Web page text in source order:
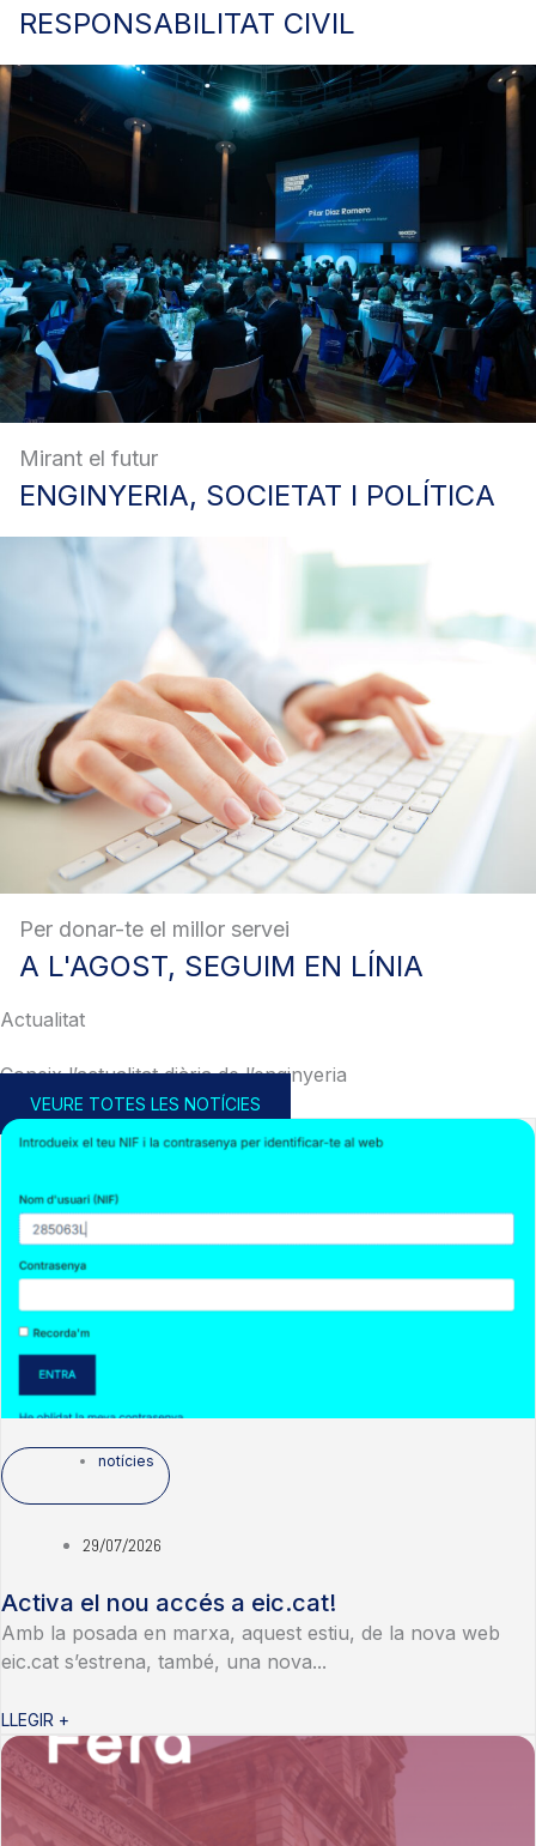
RESPONSABILITAT CIVIL
Mirant el futur
ENGINYERIA, SOCIETAT I POLÍTICA
Per donar-te el millor servei
A L'AGOST, SEGUIM EN LÍNIA
Actualitat
Coneix l’actualitat diària de l’enginyeria
VEURE TOTES LES NOTÍCIES
notícies
29/07/2026
Activa el nou accés a eic.cat!
Amb la posada en marxa, aquest estiu, de la nova web
eic.cat s’estrena, també, una nova...
LLEGIR +